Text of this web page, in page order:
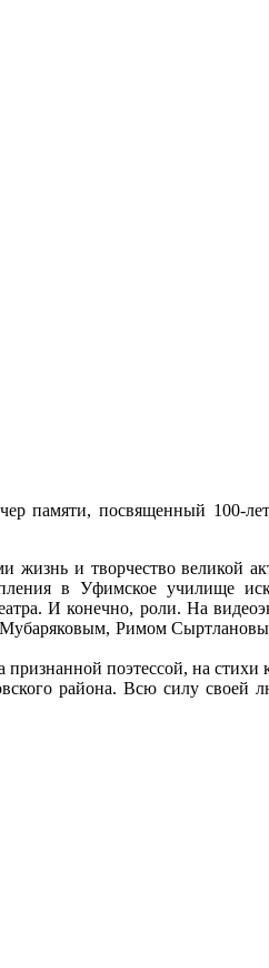
памяти, посвященный
и творчество великой
в Уфимское училище
И конечно, роли. На
Римом
поэтессой, на
района. Всю силу